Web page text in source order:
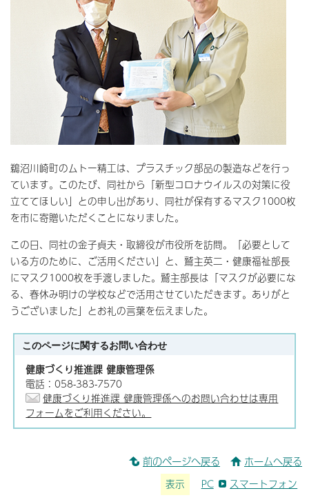
鵜沼川崎町のムトー精工は、プラスチック部品の製造などを行っ
ています。このたび、同社から「新型コロナウイルスの対策に役
立ててほしい」との申し出があり、同社が保有するマスク1000枚
を市に寄贈いただくことになりました。
この日、同社の金子貞夫・取締役が市役所を訪問。「必要として
いる方のために、ご活用ください」と、鷲主英二・健康福祉部長
にマスク1000枚を手渡しました。鷲主部長は「マスクが必要にな
る、春休み明けの学校などで活用させていただきます。ありがと
うございました」とお礼の言葉を伝えました。
このページに関するお問い合わせ
健康づくり推進課 健康管理係
電話：058-383-7570
健康づくり推進課 健康管理係へのお問い合わせは専用
フォームをご利用ください。
前のページへ戻る ホームへ戻る
表示 PC スマートフォン